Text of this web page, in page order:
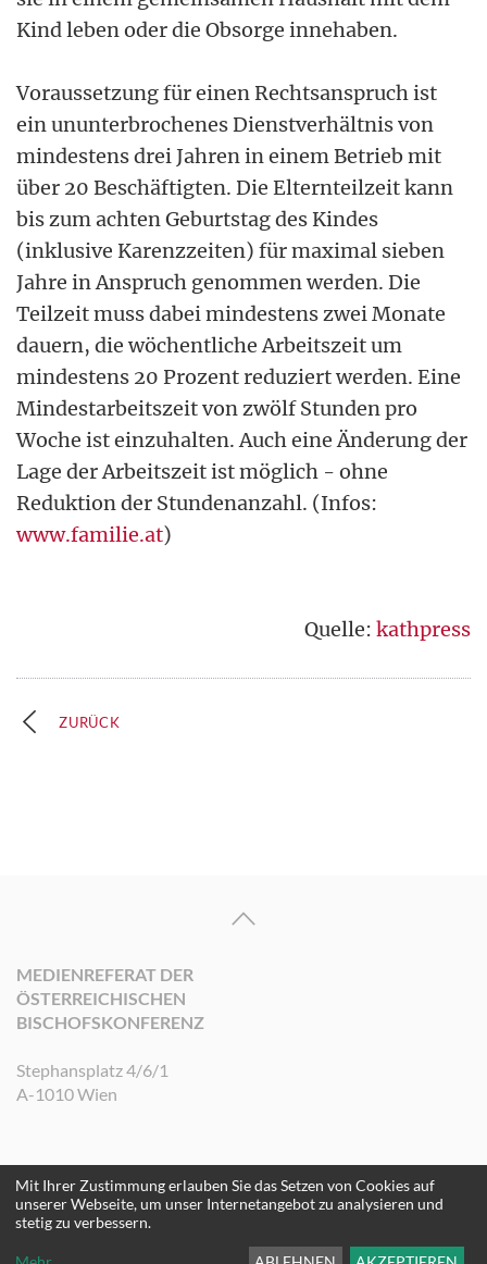
Kind leben oder die Obsorge innehaben.
Voraussetzung für einen Rechtsanspruch ist
ein ununterbrochenes Dienstverhältnis von
mindestens drei Jahren in einem Betrieb mit
über 20 Beschäftigten. Die Elternteilzeit kann
bis zum achten Geburtstag des Kindes
(inklusive Karenzzeiten) für maximal sieben
Jahre in Anspruch genommen werden. Die
Teilzeit muss dabei mindestens zwei Monate
dauern, die wöchentliche Arbeitszeit um
mindestens 20 Prozent reduziert werden. Eine
Mindestarbeitszeit von zwölf Stunden pro
Woche ist einzuhalten. Auch eine Änderung der
Lage der Arbeitszeit ist möglich - ohne
Reduktion der Stundenanzahl. (Infos:
www.familie.at)
Quelle: kathpress
ZURÜCK
MEDIENREFERAT DER
ÖSTERREICHISCHEN
BISCHOFSKONFERENZ
Stephansplatz 4/6/1
A-1010 Wien
©2026 Medienreferat der Österreichischen Bischofskonferenz. Alle Rechte
vorbehalten.
Mit Ihrer Zustimmung erlauben Sie das Setzen von Cookies auf
unserer Webseite, um unser Internetangebot zu analysieren und
stetig zu verbessern.